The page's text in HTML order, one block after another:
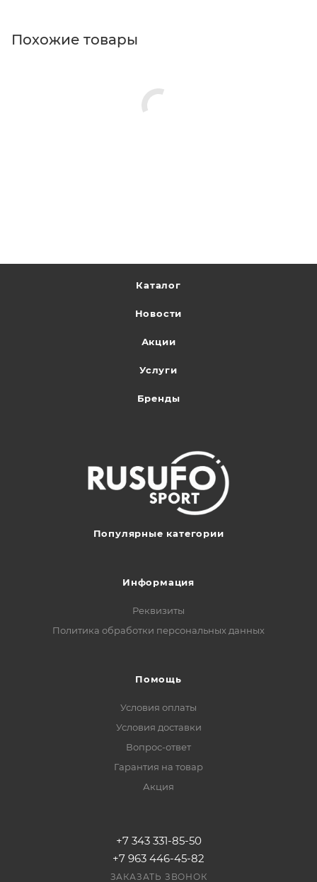
Похожие товары
Каталог
Новости
Акции
Услуги
Бренды
Популярные категории
Информация
Реквизиты
Политика обработки персональных данных
Помощь
Условия оплаты
Условия доставки
Вопрос-ответ
Гарантия на товар
Акция
+7 343 331-85-50
+7 963 446-45-82
ЗАКАЗАТЬ ЗВОНОК